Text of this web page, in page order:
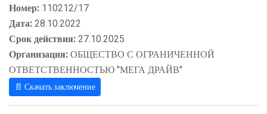
Номер: 110212/17
Дата:28.10.2022
Срок действия:27.10.2025
Организация:ОБЩЕСТВО С ОГРАНИЧЕННОЙ
ОТВЕТСТВЕННОСТЬЮ "МЕГА ДРАЙВ"
📄 Скачать заключение